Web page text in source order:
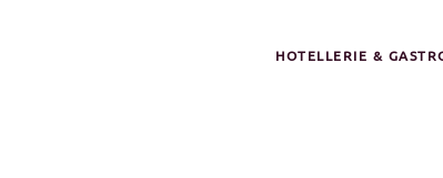
HOTELLERIE &